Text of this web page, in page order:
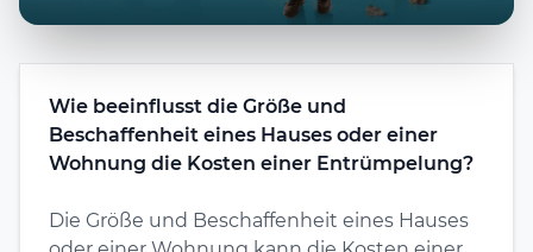
Wie beeinflusst die Größe und
Beschaffenheit eines Hauses oder einer
Wohnung die Kosten einer Entrümpelung?
Die Größe und Beschaffenheit eines Hauses